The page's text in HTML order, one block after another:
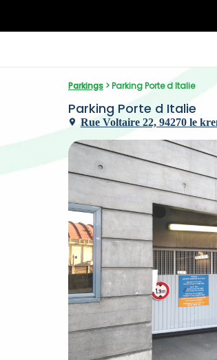
Parkings > Parking Porte d Italie
Parking Porte d Italie
Rue Voltaire 22, 94270 le